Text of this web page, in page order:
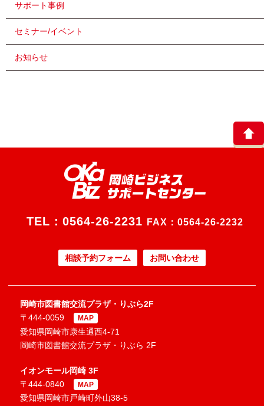
サポート事例
セミナー/イベント
お知らせ
TEL： 0564-26-2231 FAX：0564-26-2232
相談予約フォーム お問い合わせ
岡崎市図書館交流プラザ・りぶら2F
〒444-0059
MAP
愛知県岡崎市康生通西4-71
岡崎市図書館交流プラザ・りぶら 2F
イオンモール岡崎 3F
〒444-0840
MAP
愛知県岡崎市戸崎町外山38-5